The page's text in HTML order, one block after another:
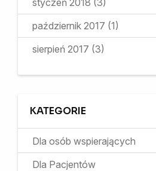
październik 2017 (1)
sierpień 2017 (3)
KATEGORIE
Dla osób wspierających
Dla Pacjentów